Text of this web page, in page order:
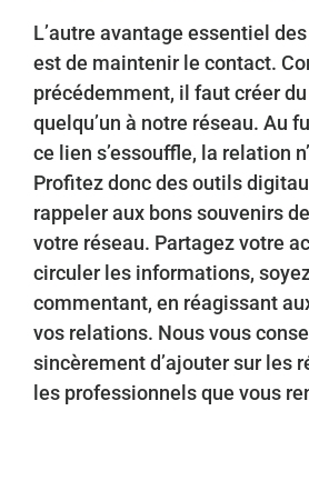
L’autre avantage essentiel
est de maintenir le contact.
précédemment, il faut créer
quelqu’un à notre réseau. Au
ce lien s’essouffle, la relation
Profitez donc des outils
rappeler aux bons souvenirs
votre réseau. Partagez votre
circuler les informations,
commentant, en réagissant
vos relations. Nous vous
sincèrement d’ajouter sur les
les professionnels que vous